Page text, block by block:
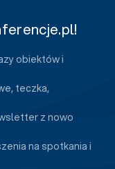
obiektów i
teczka,
z nowo
na spotkania i